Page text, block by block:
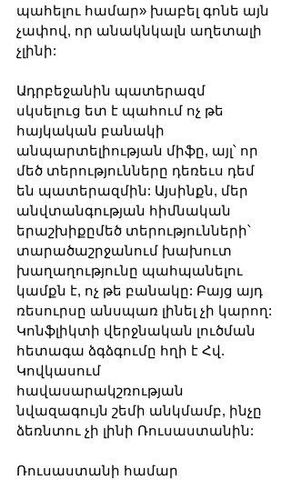
պահելու համար» խաբել գոնե այն
չափով, որ անակնկալն աղետալի
չլինի:
Ադրբեջանին պատերազմ
սկսելուց ետ է պահում ոչ թե
հայկական բանակի
անպարտելիության միֆը, այլ՝ որ
մեծ տերությունները դեռեւս դեմ
են պատերազմին: Այսինքն, մեր
անվտանգության հիմնական
երաշխիքըմեծ տերությունների՝
տարածաշրջանում խախուտ
խաղաղությունը պահպանելու
կամքն է, ոչ թե բանակը: Բայց այդ
ռեսուրսը անսպառ լինել չի կարող:
Կոնֆլիկտի վերջնական լուծման
հետագա ձգձգումը հղի է Հվ.
Կովկասում
հավասարակշռության
նվազագույն շեմի անկմամբ, ինչը
ձեռնտու չի լինի Ռուսաստանին:
Ռուսաստանի համար